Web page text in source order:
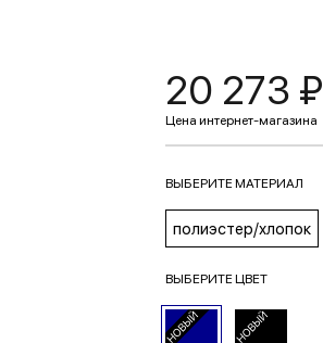
20 273 ₽
ВЫБЕРИТЕ МАТЕРИАЛ
полиэстер/хлопок
ВЫБЕРИТЕ ЦВЕТ